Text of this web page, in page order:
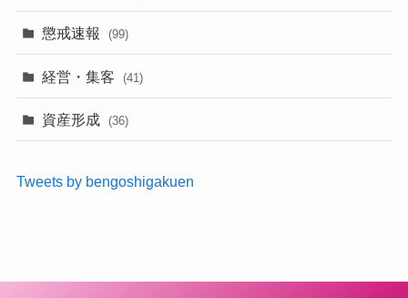
懲戒速報 (99)
経営・集客 (41)
資産形成 (36)
Tweets by bengoshigakuen